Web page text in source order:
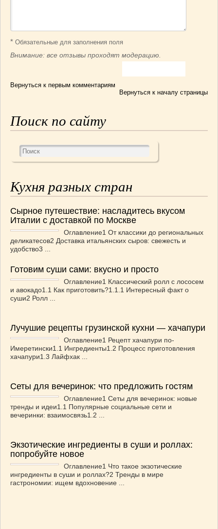
* Обязательные для заполнения поля
Внимание: все отзывы проходят модерацию.
Вернуться к первым комментариям
Вернуться к началу страницы
Поиск по сайту
Кухня разных стран
Сырное путешествие: насладитесь вкусом
Италии с доставкой по Москве
Оглавление1 От классики до региональных
деликатесов2 Доставка итальянских сыров: свежесть и
удобство3 ...
Готовим суши сами: вкусно и просто
Оглавление1 Классический ролл с лососем
и авокадо1.1 Как приготовить?1.1.1 Интересный факт о
суши2 Ролл ...
Лучушие рецепты грузинской кухни — хачапури
Оглавление1 Рецепт хачапури по-
Имеретински1.1 Ингредиенты1.2 Процесс приготовления
хачапури1.3 Лайфхак ...
Сеты для вечеринок: что предложить гостям
Оглавление1 Сеты для вечеринок: новые
тренды и идеи1.1 Популярные социальные сети и
вечеринки: взаимосвязь1.2 ...
Экзотические ингредиенты в суши и роллах:
попробуйте новое
Оглавление1 Что такое экзотические
ингредиенты в суши и роллах?2 Тренды в мире
гастрономии: ищем вдохновение ...